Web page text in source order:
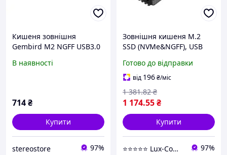
Кишеня зовнішня
Gembird M2 NGFF USB3.0
buzyna
В наявності
714₴
Купити
stereostore 97%
Зовнішня кишеня M.2
SSD (NVMe&NGFF), USB
EE2280-U3C-03 Lux-
Comfort
Готово до відправки
від 196₴/міс
1 174.55₴
1 381.82 ₴
Купити
⭐️⭐️⭐️⭐️⭐️ Lux-Comfort.Com.Ua - Ваш комфортний побут! 97%